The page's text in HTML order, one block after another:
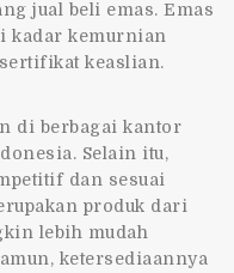
jual beli emas. Emas
kadar kemurnian
keaslian.
di berbagai kantor
Selain itu,
dan sesuai
produk dari
lebih mudah
ketersediaannya